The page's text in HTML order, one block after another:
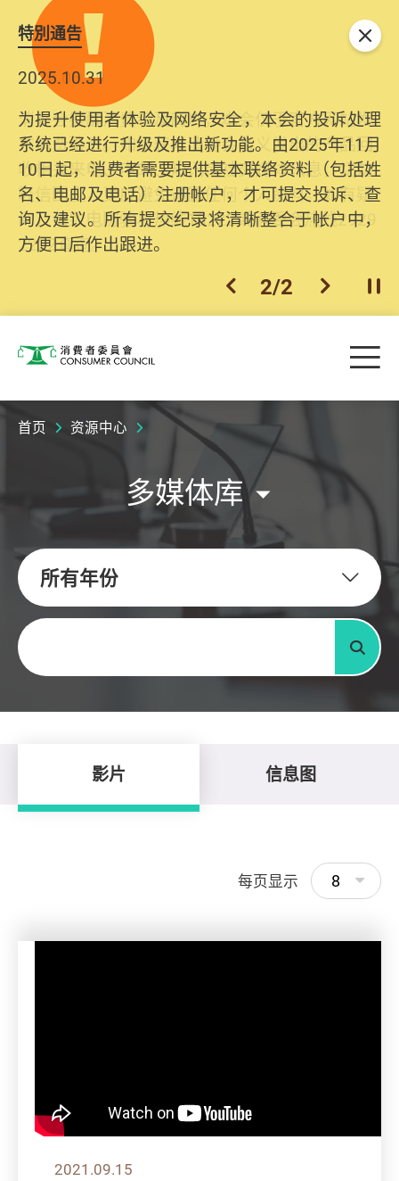
特別通告
2025.10.31
为提升使用者体验及网络安全，本会的投诉处理
系统已经进行升级及推出新功能。由2025年11月
10日起，消费者需要提供基本联络资料（包括姓
名、电邮及电话）注册帐户，才可提交投诉、查
询及建议。所有提交纪录将清晰整合于帐户中，
方便日后作出跟进。
上一个
2/2 下一个开
关闭
消费者委员会 目
首页 资源中心
多媒体库
所有年份
关键字
搜寻
影片 信息图
每页显示 8
2021.09.15